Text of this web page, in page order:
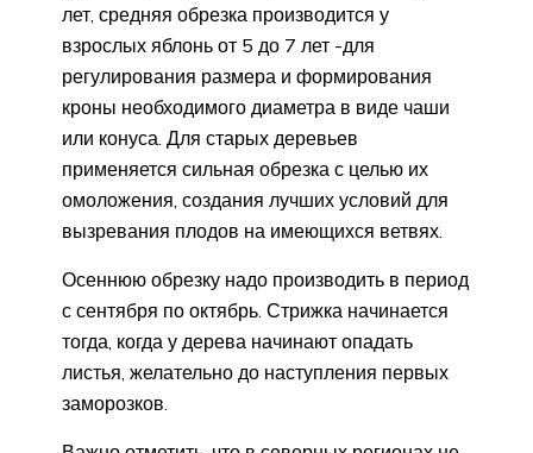
лет, средняя обрезка производится у
взрослых яблонь от 5 до 7 лет -для
регулирования размера и формирования
кроны необходимого диаметра в виде чаши
или конуса. Для старых деревьев
применяется сильная обрезка с целью их
омоложения, создания лучших условий для
вызревания плодов на имеющихся ветвях.
Осеннюю обрезку надо производить в период
с сентября по октябрь. Стрижка начинается
тогда, когда у дерева начинают опадать
листья, желательно до наступления первых
заморозков.